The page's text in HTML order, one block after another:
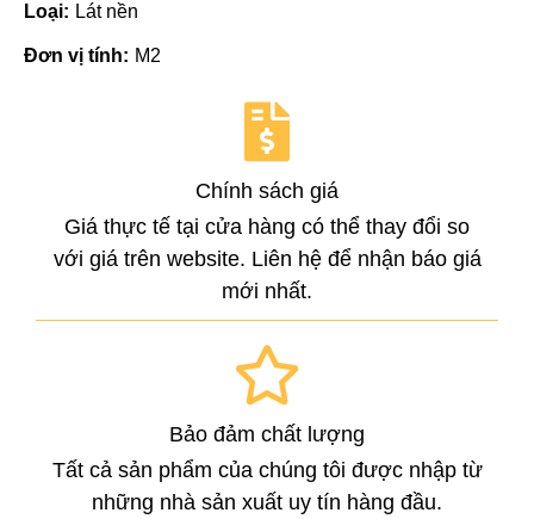
Loại: Lát nền
Đơn vị tính: M2
Chính sách giá
Giá thực tế tại cửa hàng có thể thay đổi so
với giá trên website. Liên hệ để nhận báo giá
mới nhất.
Bảo đảm chất lượng
Tất cả sản phẩm của chúng tôi được nhập từ
những nhà sản xuất uy tín hàng đầu.